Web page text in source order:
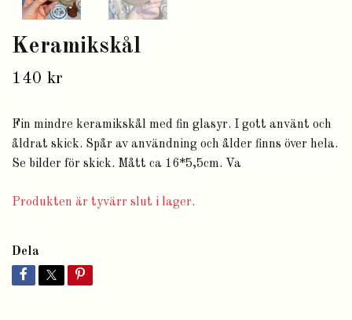
Keramikskål
140 kr
Fin mindre keramikskål med fin glasyr. I gott använt och
åldrat skick. Spår av användning och ålder finns över hela.
Se bilder för skick. Mått ca 16*5,5cm. Va
Produkten är tyvärr slut i lager.
Dela